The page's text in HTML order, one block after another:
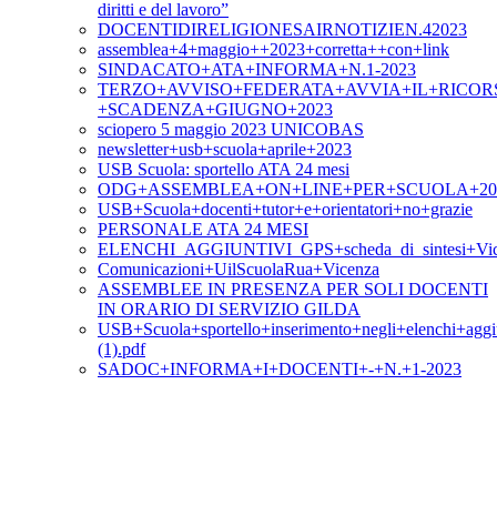
diritti e del lavoro”
DOCENTIDIRELIGIONESAIRNOTIZIEN.42023
assemblea+4+maggio++2023+corretta++con+link
SINDACATO+ATA+INFORMA+N.1-2023
+SCADENZA+GIUGNO+2023
sciopero 5 maggio 2023 UNICOBAS
newsletter+usb+scuola+aprile+2023
USB Scuola: sportello ATA 24 mesi
USB+Scuola+docenti+tutor+e+orientatori+no+grazie
PERSONALE ATA 24 MESI
Comunicazioni+UilScuolaRua+Vicenza
ASSEMBLEE IN PRESENZA PER SOLI DOCENTI
IN ORARIO DI SERVIZIO GILDA
(1).pdf
SADOC+INFORMA+I+DOCENTI+-+N.+1-2023